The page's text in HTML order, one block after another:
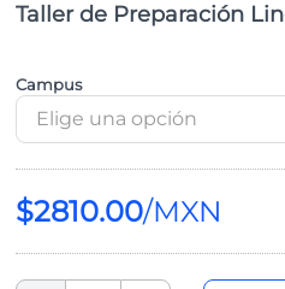
Taller de Preparación
Campus
Elige una opción
$2810.00